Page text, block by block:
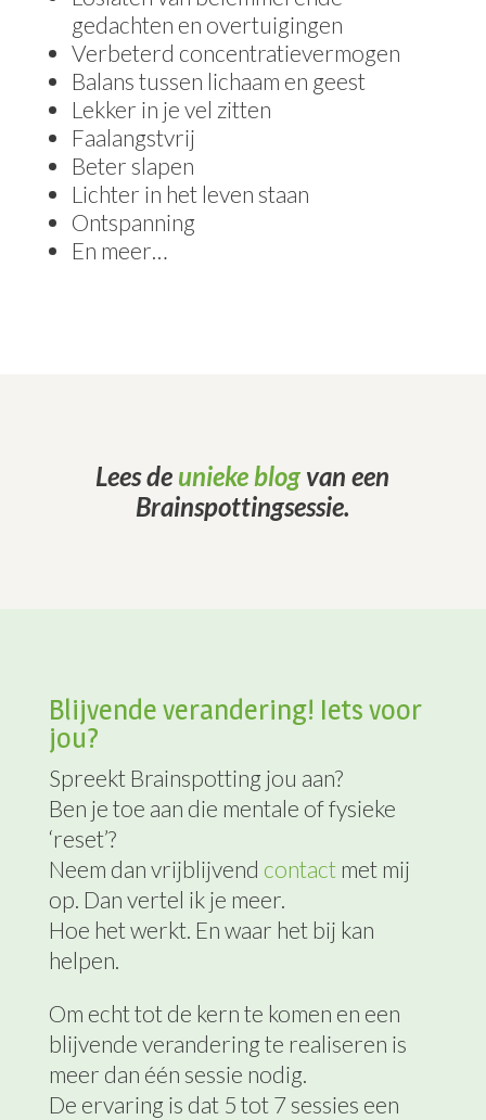
gedachten en overtuigingen
Verbeterd concentratievermogen
Balans tussen lichaam en geest
Lekker in je vel zitten
Faalangstvrij
Beter slapen
Lichter in het leven staan
Ontspanning
En meer…
Lees de unieke blog van een
Brainspottingsessie.
Blijvende verandering! Iets voor
jou?
Spreekt Brainspotting jou aan?
Ben je toe aan die mentale of fysieke
‘reset’?
Neem dan vrijblijvend contact met mij
op. Dan vertel ik je meer.
Hoe het werkt. En waar het bij kan
helpen.
Om echt tot de kern te komen en een
blijvende verandering te realiseren is
meer dan één sessie nodig.
De ervaring is dat 5 tot 7 sessies een